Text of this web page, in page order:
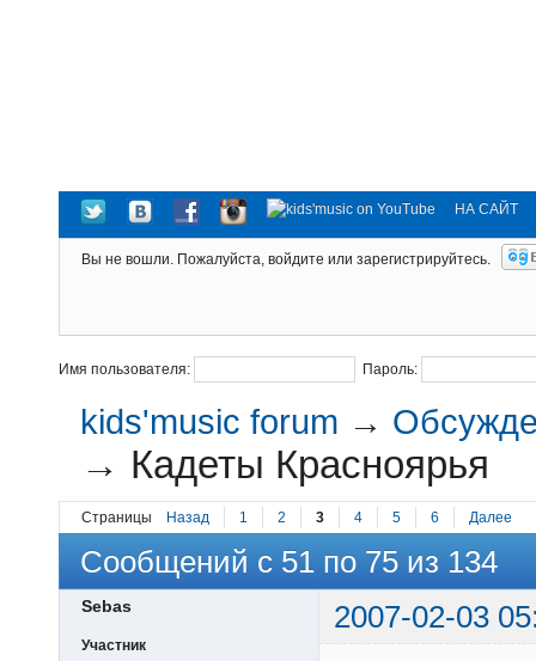
НА САЙТ
Вы не вошли. Пожалуйста, войдите или зарегистрируйтесь.
Имя пользователя: Пароль:
kids'music forum →
→ Кадеты Красноярья
Страницы Назад 1 2 3 4 5 6 Далее
Сообщений с 51 по 75 из 134
Sebas 2007-02-03
Участник